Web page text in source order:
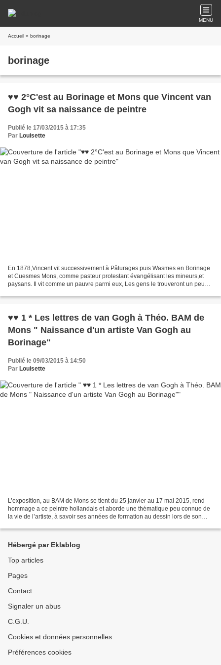
MENU
Accueil » borinage
borinage
♥♥ 2°C'est au Borinage et Mons que Vincent van
Gogh vit sa naissance de peintre
Publié le 17/03/2015 à 17:35
Par Louisette
En 1878,Vincent vit successivement à Pâturages puis Wasmes en Borinage
et Cuesmes Mons, comme pasteur protestant évangélisant les mineurs,et
paysans. Il vit comme un pauvre parmi eux, Les gens le trouveront un peu
♥♥ 1 * Les lettres de van Gogh à Théo. BAM de
Mons " Naissance d'un artiste Van Gogh au
Borinage"
Publié le 09/03/2015 à 14:50
Par Louisette
L’exposition, au BAM de Mons se tient du 25 janvier au 17 mai 2015, rend
hommage a ce peintre hollandais et aborde une thématique peu connue de
la vie de l’artiste, à savoir ses années de formation au dessin lors de son
Hébergé par Eklablog
Top articles
Pages
Contact
Signaler un abus
C.G.U.
Cookies et données personnelles
Préférences cookies